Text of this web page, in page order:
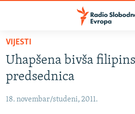
Pređite
glavni
sadržaj
Pređite
na
VIJESTI
BOSNA I HERCEGOVINA
SRBIJA
KOSOVO
VIJESTI
Uhapšena bivša
predsednica
18. novembar/studeni, 2011.